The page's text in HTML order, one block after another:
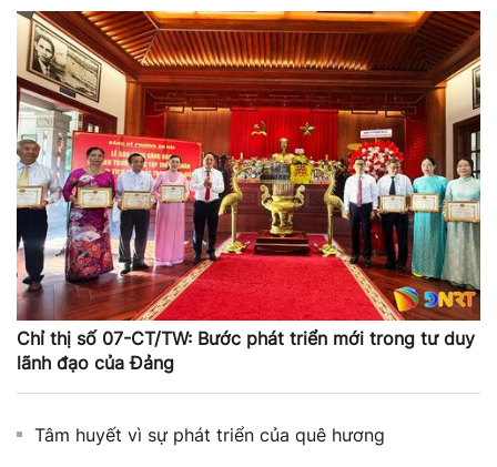
Chỉ thị số 07-CT/TW: Bước phát triển mới trong tư duy
lãnh đạo của Đảng
Tâm huyết vì sự phát triển của quê hương